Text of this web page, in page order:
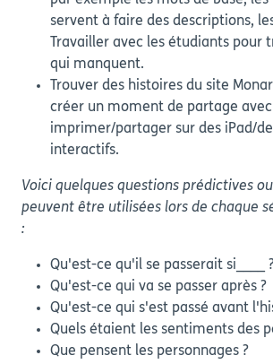
servent à faire des descriptions,
Travailler avec les étudiants pour
qui manquent.
Trouver des histoires du site
créer un moment de partage avec
imprimer/partager sur des iPad/
interactifs.
Voici quelques questions prédictives
peuvent être utilisées lors de chaque
:
Qu'est-ce qu'il se passerait si____
Qu'est-ce qui va se passer après ?
Qu'est-ce qui s'est passé avant
Quels étaient les sentiments des
Que pensent les personnages ?